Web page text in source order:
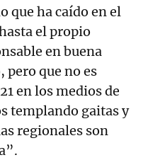
que ha caído en el
el propio
en buena
pero que no es
en los medios de
templando gaitas y
regionales son